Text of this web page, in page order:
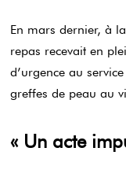
En mars dernier, à
repas recevait en
d’urgence au
greffes de peau au
« Un acte